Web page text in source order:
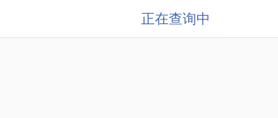
正在查询中